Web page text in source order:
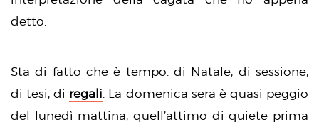
detto.
Sta di fatto che è tempo: di Natale, di sessione,
di tesi, di regali. La domenica sera è quasi peggio
del lunedì mattina, quell’attimo di quiete prima